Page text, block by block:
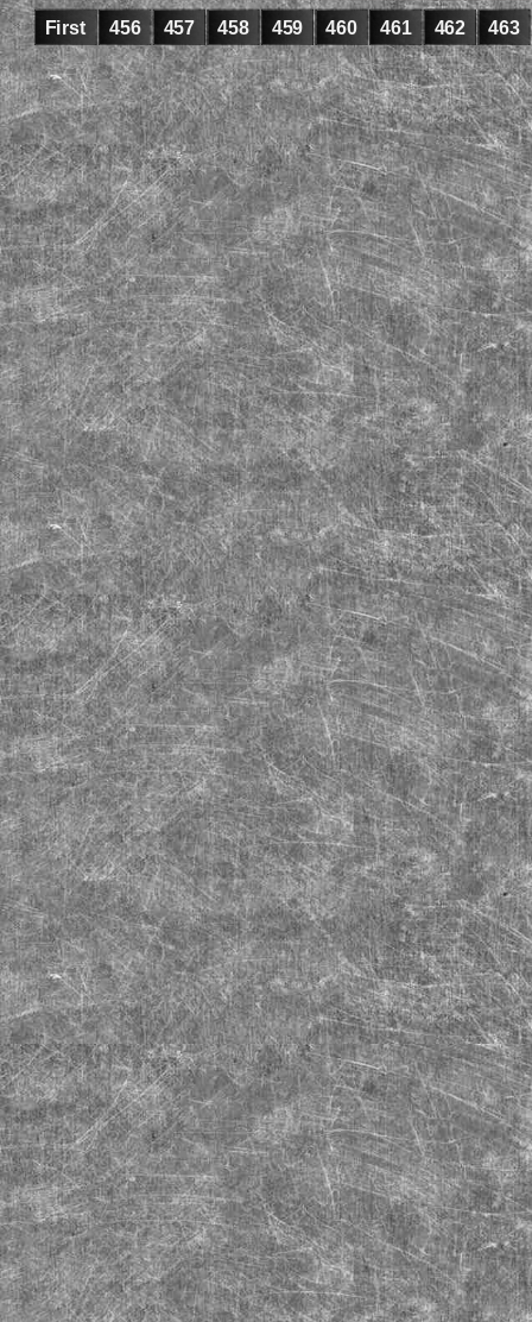
First 456 457 458 459 460 461 462 463